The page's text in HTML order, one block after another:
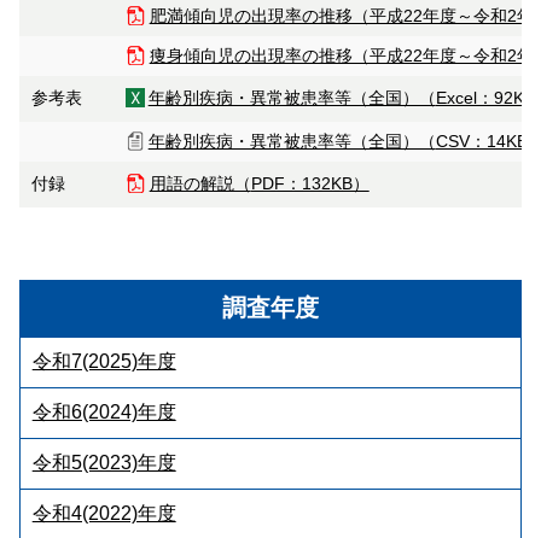
調査年度
令和7(2025)年度
令和6(2024)年度
令和5(2023)年度
令和4(2022)年度
肥満傾向児の出現率の推移（平成22年度～令和2年
痩身傾向児の出現率の推移（平成22年度～令和2年
参考表 年齢別疾病・異常被患率等（全国）（Excel：92KB
年齢別疾病・異常被患率等（全国）（CSV：14KB
付録 用語の解説（PDF：132KB）